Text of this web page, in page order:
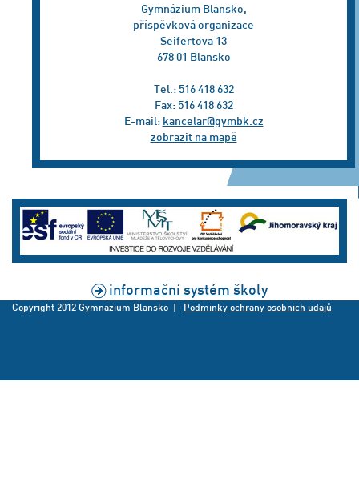
Gymnázium Blansko,
příspěvková organizace
Seifertova 13
678 01 Blansko
Tel.: 516 418 632
Fax: 516 418 632
E-mail: kancelar@gymbk.cz
zobrazit na mapě
informační systém školy
Copyright 2012 Gymnázium Blansko | Podmínky ochrany osobních údajů